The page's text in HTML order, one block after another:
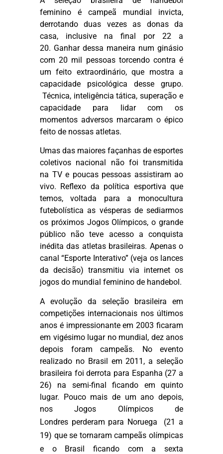
feminino é campeã mundial invicta,
derrotando duas vezes as donas da
casa, inclusive na final por 22 a
20. Ganhar dessa maneira num ginásio
com 20 mil pessoas torcendo contra é
um feito extraordinário, que mostra a
capacidade psicológica desse grupo.
Técnica, inteligência tática, superação e
capacidade para lidar com os
momentos adversos marcaram o épico
feito de nossas atletas.
Umas das maiores façanhas de esportes
coletivos nacional não foi transmitida
na TV e poucas pessoas assistiram ao
vivo. Reflexo da política esportiva que
temos, voltada para a monocultura
futebolística as vésperas de sediarmos
os próximos Jogos Olímpicos, o grande
público não teve acesso a conquista
inédita das atletas brasileiras. Apenas o
canal“Esporte Interativo” (veja os lances
da decisão) transmitiu via internet os
jogos do mundial feminino de handebol.
A evolução da seleção brasileira em
competições internacionais nos últimos
anos é impressionante em 2003 ficaram
em vigésimo lugar no mundial, dez anos
depois foram campeãs. No evento
realizado no Brasil em 2011, a seleção
brasileira foi derrota para Espanha (27 a
26) na semi-final ficando em quinto
lugar. Pouco mais de um ano depois,
nosJogos Olímpicos de
Londres perderam para Noruega (21 a
19) que se tornaram campeãs olímpicas
e o Brasil ficando com a sexta